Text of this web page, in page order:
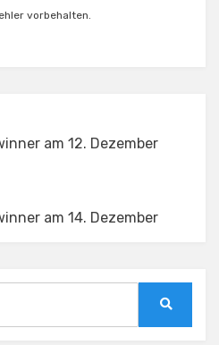
vorbehalten.
am 12. Dezember
am 14. Dezember